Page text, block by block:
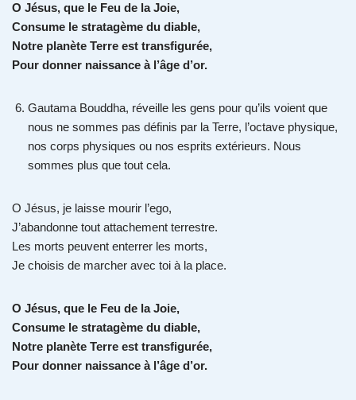
O Jésus, que le Feu de la Joie,
Consume le stratagème du diable,
Notre planète Terre est transfigurée,
Pour donner naissance à l’âge d’or.
Gautama Bouddha, réveille les gens pour qu’ils voient que
nous ne sommes pas définis par la Terre, l’octave physique,
nos corps physiques ou nos esprits extérieurs. Nous
sommes plus que tout cela.
O Jésus, je laisse mourir l’ego,
J’abandonne tout attachement terrestre.
Les morts peuvent enterrer les morts,
Je choisis de marcher avec toi à la place.
O Jésus, que le Feu de la Joie,
Consume le stratagème du diable,
Notre planète Terre est transfigurée,
Pour donner naissance à l’âge d’or.